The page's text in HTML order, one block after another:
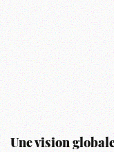
Une vision